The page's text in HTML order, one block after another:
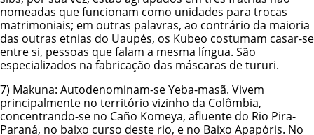
nomeadas que funcionam como unidades para trocas
matrimoniais; em outras palavras, ao contrário da maioria
das outras etnias do Uaupés, os Kubeo costumam casar-se
entre si, pessoas que falam a mesma língua. São
especializados na fabricação das máscaras de tururi.
7) Makuna: Autodenominam-se Yeba-masã. Vivem
principalmente no território vizinho da Colômbia,
concentrando-se no Caño Komeya, afluente do Rio Pira-
Paraná, no baixo curso deste rio, e no Baixo Apapóris. No